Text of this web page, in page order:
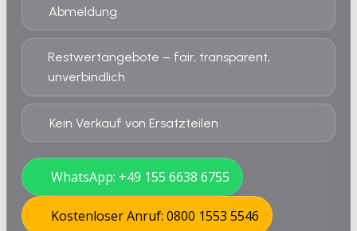
Abmeldung
Restwertangebote – fair, transparent,
unverbindlich
Kein Verkauf von Ersatzteilen
WhatsApp: +49 155 6638 6755
Kostenloser Anruf: 0800 1553 5546